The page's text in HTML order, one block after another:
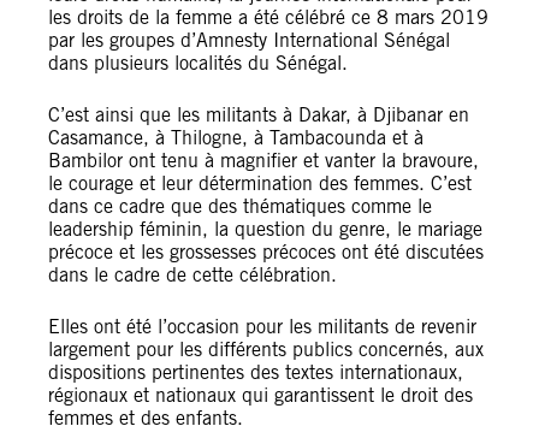
les droits de la femme a été célébré ce 8 mars 2019
par les groupes d’Amnesty International Sénégal
dans plusieurs localités du Sénégal.
C’est ainsi que les militants à Dakar, à Djibanar en
Casamance, à Thilogne, à Tambacounda et à
Bambilor ont tenu à magnifier et vanter la bravoure,
le courage et leur détermination des femmes. C’est
dans ce cadre que des thématiques comme le
leadership féminin, la question du genre, le mariage
précoce et les grossesses précoces ont été discutées
dans le cadre de cette célébration.
Elles ont été l’occasion pour les militants de revenir
largement pour les différents publics concernés, aux
dispositions pertinentes des textes internationaux,
régionaux et nationaux qui garantissent le droit des
femmes et des enfants.